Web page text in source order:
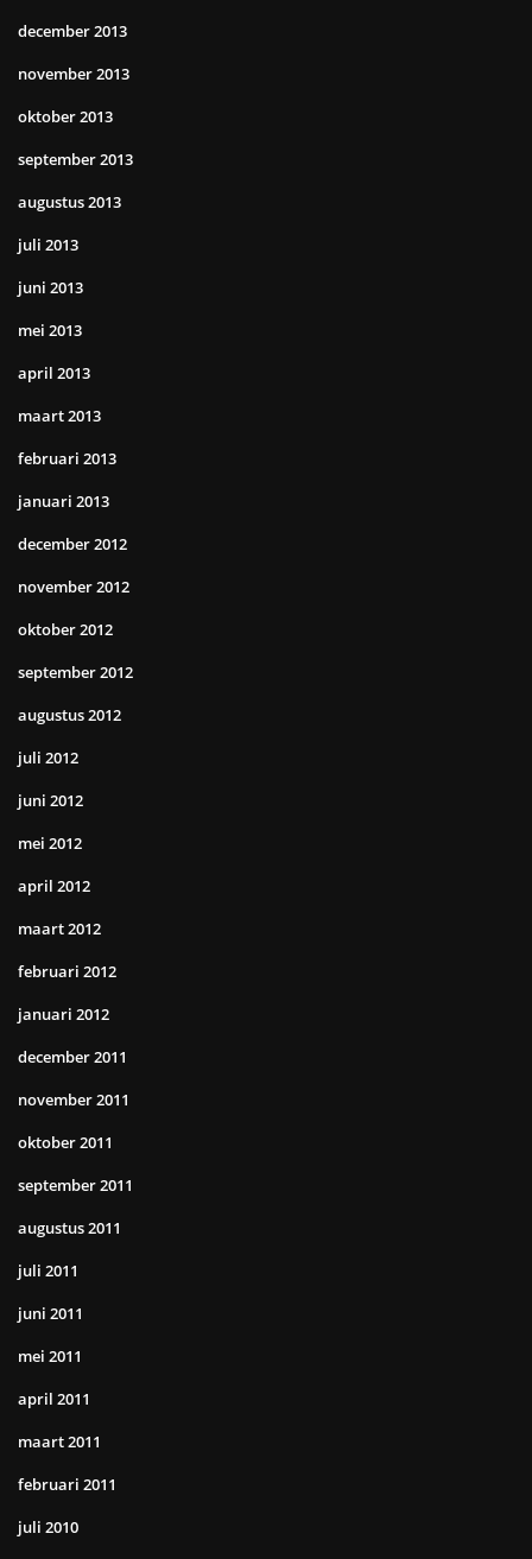
december 2013
november 2013
oktober 2013
september 2013
augustus 2013
juli 2013
juni 2013
mei 2013
april 2013
maart 2013
februari 2013
januari 2013
december 2012
november 2012
oktober 2012
september 2012
augustus 2012
juli 2012
juni 2012
mei 2012
april 2012
maart 2012
februari 2012
januari 2012
december 2011
november 2011
oktober 2011
september 2011
augustus 2011
juli 2011
juni 2011
mei 2011
april 2011
maart 2011
februari 2011
juli 2010